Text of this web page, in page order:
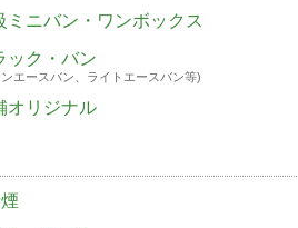
ミニバン・ワンボックス
ック・バン
エースバン、ライトエースバン等)
オリジナル